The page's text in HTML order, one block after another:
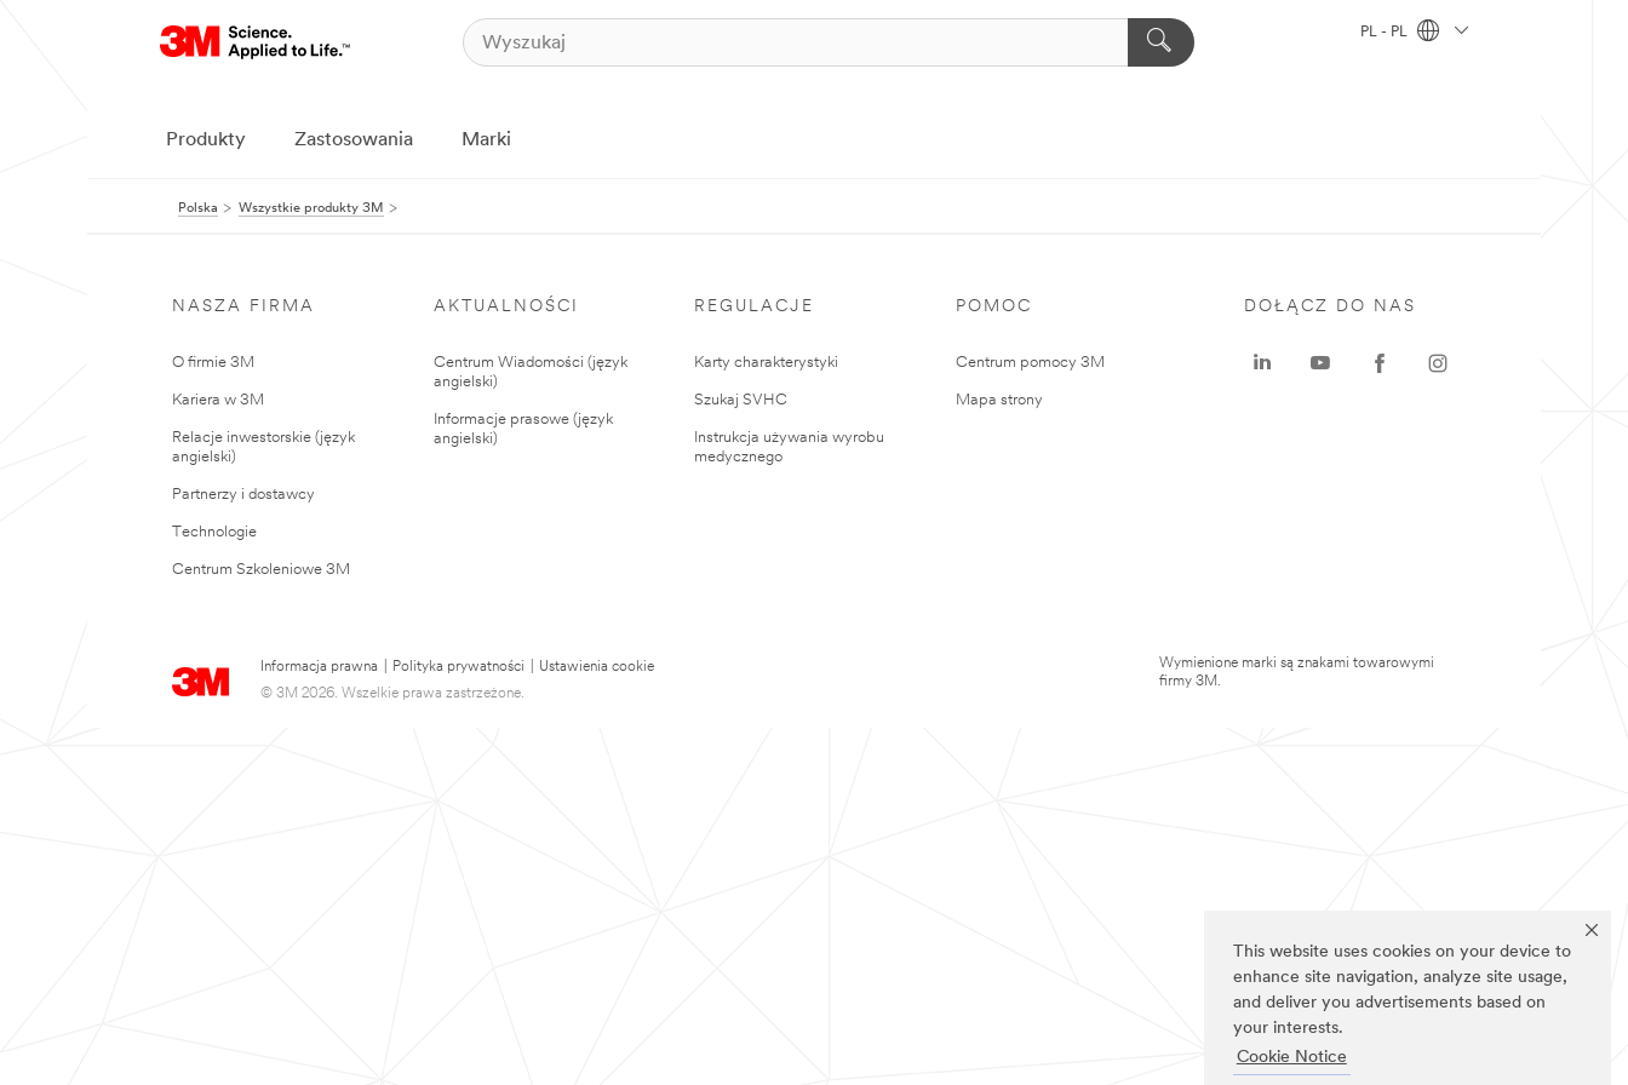
This website uses cookies on your device to
enhance site navigation, analyze site usage,
and deliver you advertisements based on
your interests.
Cookie Notice
PL - PL
Produkty Zastosowania Marki
Polska Wszystkie produkty 3M
NASZA FIRMA
O firmie 3M
Kariera w 3M
Relacje inwestorskie (język
angielski)
Partnerzy i dostawcy
Technologie
Centrum Szkoleniowe 3M
AKTUALNOŚCI
Centrum Wiadomości (język
angielski)
Informacje prasowe (język
angielski)
REGULACJE
Karty charakterystyki
Szukaj SVHC
Instrukcja używania wyrobu
medycznego
POMOC
Centrum pomocy 3M
Mapa strony
Informacja prawna Polityka prywatności
Ustawienia cookie
© 3M 2026. Wszelkie prawa zastrzeżone.
DOŁĄCZ DO NAS
Wymienione marki są znakami towarowymi
firmy 3M.